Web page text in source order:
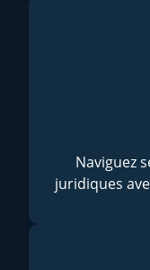
Naviguez
juridiques